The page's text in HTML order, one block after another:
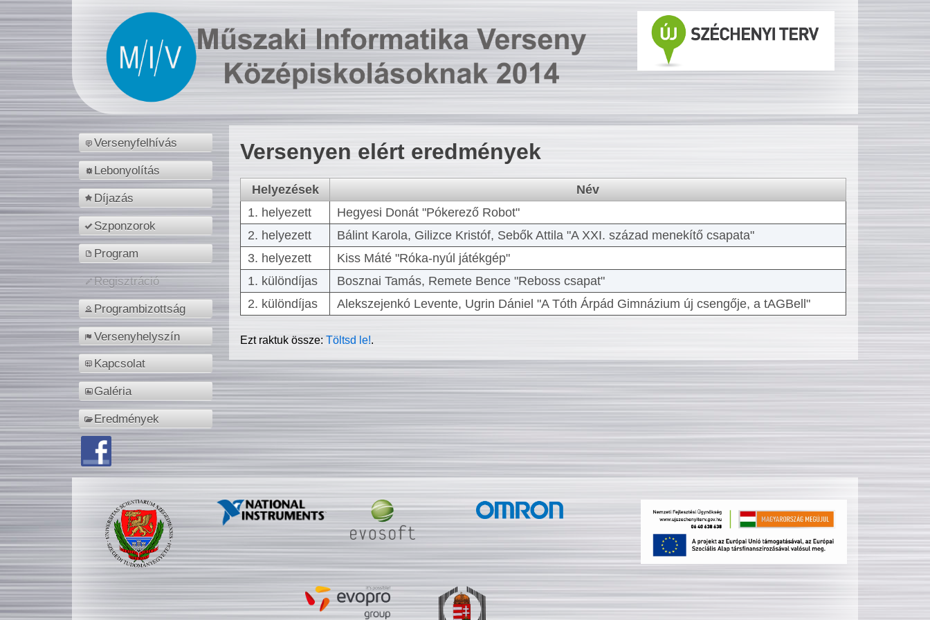
Versenyfelhívás
Lebonyolítás
Díjazás
Szponzorok
Program
Regisztráció
Programbizottság
Versenyhelyszín
Kapcsolat
Galéria
Eredmények
Versenyen elért eredmények
Helyezések
Név
1. helyezett
Hegyesi Donát "Pókerező Robot"
2. helyezett
Bálint Karola, Gilizce Kristóf, Sebők Attila "A XXI. század menekítő csapata"
3. helyezett
Kiss Máté "Róka-nyúl játékgép"
1. különdíjas
Bosznai Tamás, Remete Bence "Reboss csapat"
2. különdíjas
Alekszejenkó Levente, Ugrin Dániel "A Tóth Árpád Gimnázium új csengője, a tAGBell"
Ezt raktuk össze:Töltsd le!.